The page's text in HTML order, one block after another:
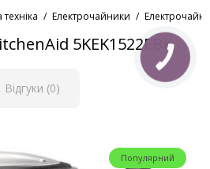
Електрочайники
5KEK1522EBK
Відгуки (0)
Популярний
КНОПКА
СВЯЗИ